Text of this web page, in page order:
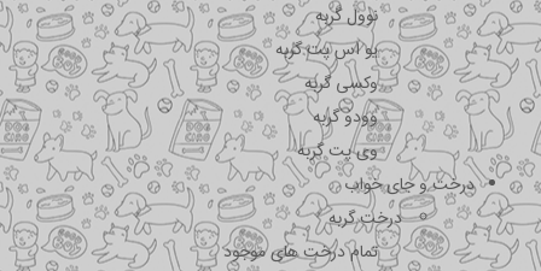
نوول گربه
یو اس پت گربه
وکسی گربه
وودو گربه
وی پت گربه
درخت و جای خواب
درخت گربه
تمام درخت های موجود